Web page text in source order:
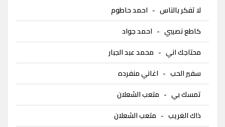
لا تفكر بالناس - احمد حاطوم
كاطع نصيبي - احمد جواد
محتاجك اني - محمد عبد الجبار
سفير الحب - اغاني منفرده
تمسك بي - متعب الشعلان
ذاك الغريب - متعب الشعلان